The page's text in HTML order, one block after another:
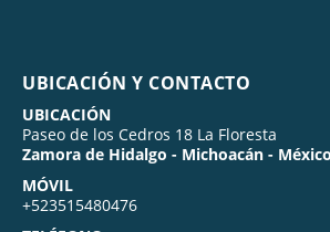
UBICACIÓN Y CONTACTO
UBICACIÓN
Paseo de los Cedros 18 La Floresta
Zamora de Hidalgo - Michoacán - México
MÓVIL
+523515480476